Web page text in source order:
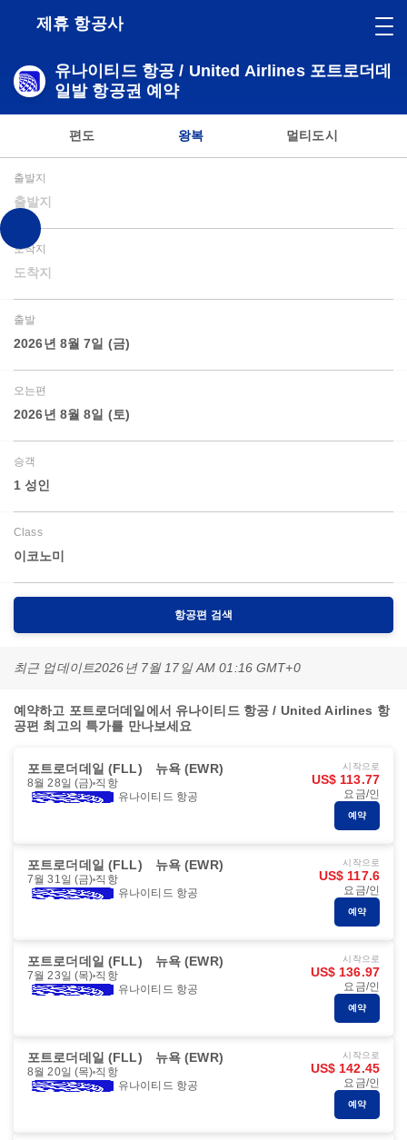
제휴 항공사
유나이티드 항공 / United Airlines 포트로더데
일발 항공권 예약
편도 왕복 멀티도시
출발지
출발지
도착지
도착지
출발
2026년 8월 7일 (금)
오는편
2026년 8월 8일 (토)
승객
1 성인
Class
이코노미
항공편 검색
최근 업데이트2026년 7월 17일 AM 01:16 GMT+0
예약하고 포트로더데일에서 유나이티드 항공 / United Airlines 항
공편 최고의 특가를 만나보세요
포트로더데일 (FLL) 뉴욕 (EWR)
8월 28일 (금) 직항
유나이티드 항공
시작으로
US$ 113.77
요금/인
예약
포트로더데일 (FLL) 뉴욕 (EWR)
7월 31일 (금) 직항
유나이티드 항공
시작으로
US$ 117.6
요금/인
예약
포트로더데일 (FLL) 뉴욕 (EWR)
7월 23일 (목) 직항
유나이티드 항공
시작으로
US$ 136.97
요금/인
예약
포트로더데일 (FLL) 뉴욕 (EWR)
8월 20일 (목) 직항
유나이티드 항공
시작으로
US$ 142.45
요금/인
예약